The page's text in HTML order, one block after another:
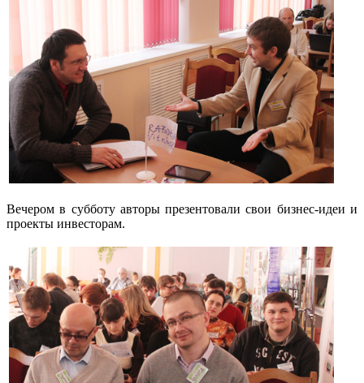
Вечером в субботу авторы презентовали свои бизнес-идеи и
проекты инвесторам.